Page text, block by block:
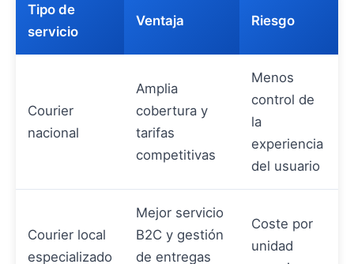
Tipo de
servicio
Ventaja Riesgo
Courier
nacional
Amplia
cobertura y
tarifas
competitivas
Menos
control de
la
experiencia
del usuario
Courier local
especializado
Mejor servicio
B2C y gestión
de entregas
Coste por
unidad